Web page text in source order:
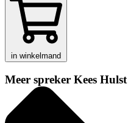
in winkelmand
Meer spreker Kees Hulst